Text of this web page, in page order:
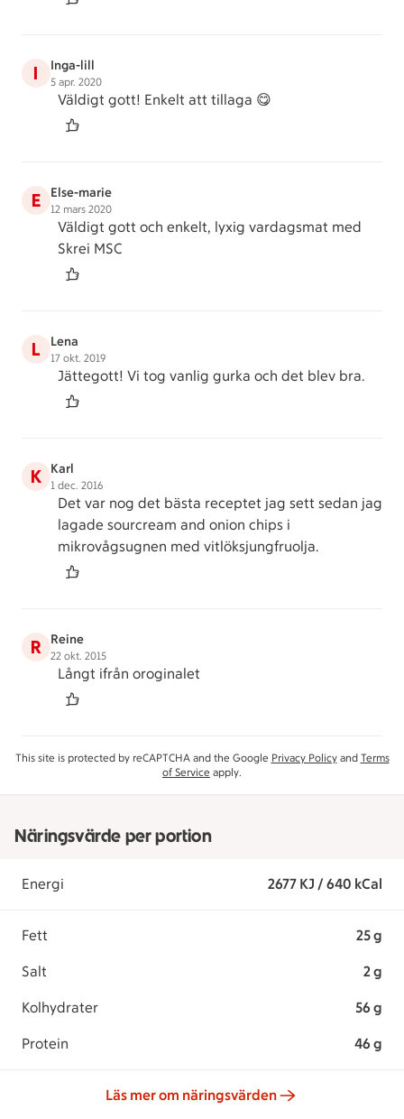
I Inga-lill
5 apr. 2020
Väldigt gott! Enkelt att tillaga 😋
E Else-marie
12 mars 2020
Väldigt gott och enkelt, lyxig vardagsmat med
Skrei MSC
L Lena
17 okt. 2019
Jättegott! Vi tog vanlig gurka och det blev bra.
K Karl
1 dec. 2016
Det var nog det bästa receptet jag sett sedan jag
lagade sourcream and onion chips i
mikrovågsugnen med vitlöksjungfruolja.
R Reine
22 okt. 2015
Långt ifrån oroginalet
This site is protected by reCAPTCHA and the Google Privacy Policyand Terms
of Service apply.
Näringsvärde per portion
Energi 2677 KJ / 640 kCal
Fett 25 g
Salt 2 g
Kolhydrater 56 g
Protein 46 g
Läs mer om näringsvärden